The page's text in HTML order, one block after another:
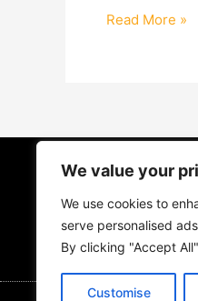
We value your
We use cookies to
serve personalised
By clicking "Accept
Customise
Read More »